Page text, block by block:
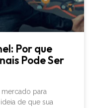
Por que
Pode Ser
para
de que sua